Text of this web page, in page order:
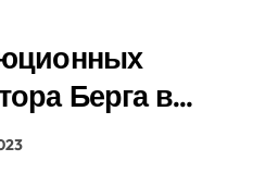
Берга в